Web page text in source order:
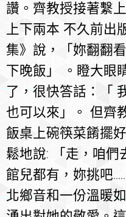
讚。齊教授接著繫
上下兩本 不久前出
集》說，「妳翻翻
下晚飯」 。瞪大眼
了，很快答話：「
也可以來」。 但齊
飯桌上碗筷菜餚擺
鬆地說: 「走，咱們
館兒都有，妳挑吧
北鄉音和一份溫暖